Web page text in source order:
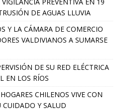
DE AGUAS LLUVIA
Y LA CÁMARA DE COMERCIO
VALDIVIANOS A SUMARSE
DE SU RED ELÉCTRICA
EN LOS RÍOS
CHILENOS VIVE CON
CUIDADO Y SALUD